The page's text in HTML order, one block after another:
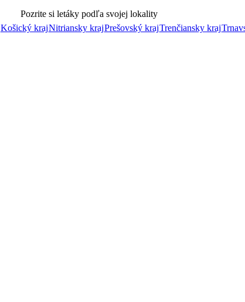
Pozrite si letáky podľa svojej lokality
Košický krajNitriansky krajPrešovský krajTrenčiansky kraj